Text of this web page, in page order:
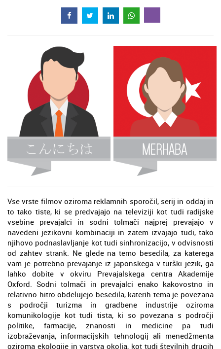
Vse vrste filmov oziroma reklamnih sporočil, serij in oddaj in
to tako tiste, ki se predvajajo na televiziji kot tudi radijske
vsebine prevajalci in sodni tolmači najprej prevajajo v
navedeni jezikovni kombinaciji in zatem izvajajo tudi, tako
njihovo podnaslavljanje kot tudi sinhronizacijo, v odvisnosti
od zahtev strank. Ne glede na temo besedila, za katerega
vam je potrebno prevajanje iz japonskega v turški jezik, ga
lahko dobite v okviru Prevajalskega centra Akademije
Oxford. Sodni tolmači in prevajalci enako kakovostno in
relativno hitro obdelujejo besedila, katerih tema je povezana
s področji turizma in gradbene industrije oziroma
komunikologije kot tudi tista, ki so povezana s področji
politike, farmacije, znanosti in medicine pa tudi
izobraževanja, informacijskih tehnologij ali menedžmenta
oziroma ekologije in varstva okolja, kot tudi številnih drugih